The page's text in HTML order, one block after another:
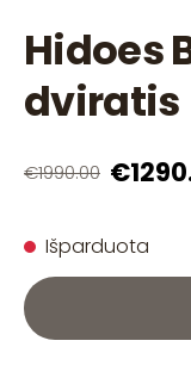
Hidoes
dviratis
€1990.00
Išparduota